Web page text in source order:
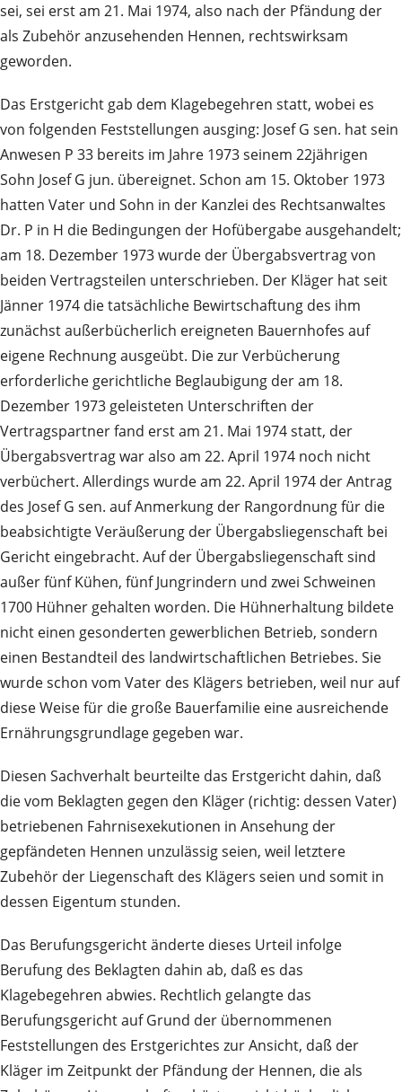
sei, sei erst am 21. Mai 1974, also nach der Pfändung der
als Zubehör anzusehenden Hennen, rechtswirksam
geworden.
Das Erstgericht gab dem Klagebegehren statt, wobei es
von folgenden Feststellungen ausging: Josef G sen. hat sein
Anwesen P 33 bereits im Jahre 1973 seinem 22jährigen
Sohn Josef G jun. übereignet. Schon am 15. Oktober 1973
hatten Vater und Sohn in der Kanzlei des Rechtsanwaltes
Dr. P in H die Bedingungen der Hofübergabe ausgehandelt;
am 18. Dezember 1973 wurde der Übergabsvertrag von
beiden Vertragsteilen unterschrieben. Der Kläger hat seit
Jänner 1974 die tatsächliche Bewirtschaftung des ihm
zunächst außerbücherlich ereigneten Bauernhofes auf
eigene Rechnung ausgeübt. Die zur Verbücherung
erforderliche gerichtliche Beglaubigung der am 18.
Dezember 1973 geleisteten Unterschriften der
Vertragspartner fand erst am 21. Mai 1974 statt, der
Übergabsvertrag war also am 22. April 1974 noch nicht
verbüchert. Allerdings wurde am 22. April 1974 der Antrag
des Josef G sen. auf Anmerkung der Rangordnung für die
beabsichtigte Veräußerung der Übergabsliegenschaft bei
Gericht eingebracht. Auf der Übergabsliegenschaft sind
außer fünf Kühen, fünf Jungrindern und zwei Schweinen
1700 Hühner gehalten worden. Die Hühnerhaltung bildete
nicht einen gesonderten gewerblichen Betrieb, sondern
einen Bestandteil des landwirtschaftlichen Betriebes. Sie
wurde schon vom Vater des Klägers betrieben, weil nur auf
diese Weise für die große Bauerfamilie eine ausreichende
Ernährungsgrundlage gegeben war.
Diesen Sachverhalt beurteilte das Erstgericht dahin, daß
die vom Beklagten gegen den Kläger (richtig: dessen Vater)
betriebenen Fahrnisexekutionen in Ansehung der
gepfändeten Hennen unzulässig seien, weil letztere
Zubehör der Liegenschaft des Klägers seien und somit in
dessen Eigentum stunden.
Das Berufungsgericht änderte dieses Urteil infolge
Berufung des Beklagten dahin ab, daß es das
Klagebegehren abwies. Rechtlich gelangte das
Berufungsgericht auf Grund der übernommenen
Feststellungen des Erstgerichtes zur Ansicht, daß der
Kläger im Zeitpunkt der Pfändung der Hennen, die als